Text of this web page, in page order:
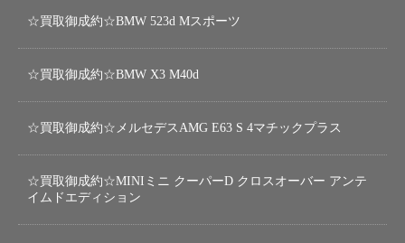
☆買取御成約☆BMW 523d Mスポーツ
☆買取御成約☆BMW X3 M40d
☆買取御成約☆メルセデスAMG E63 S 4マチックプラス
☆買取御成約☆MINIミニ クーパーD クロスオーバー アンテ
イムドエディション